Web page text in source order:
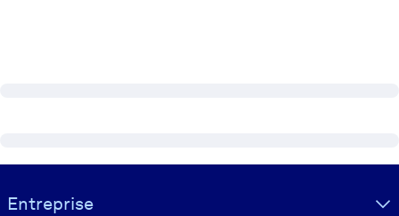
Visually hidden Text
Entreprise